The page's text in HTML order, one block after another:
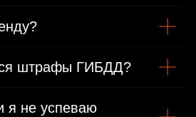
штрафы ГИБДД?
я не успеваю